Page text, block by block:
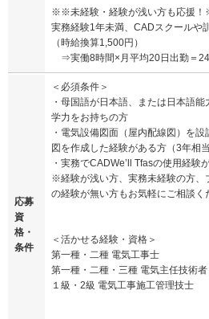
※※未経験・経験が浅い方も応援
実務経験1年未満、CADスクールや
（時給換算1,500円）
⇒実働8時間×月平均20日出勤＝
応募
資
格・
条件
＜必須条件＞
・母国語が日本語、または日本語
学力をお持ちの方
・電気設備図面（屋内配線図）を
図を作成した経験がある方（3年相当
・実務でCADWe’ll Tfasの使用経験
※経験が浅い方、実務未経験の方、
の経験が無い方もお気軽にご相談く
＜活かせる経験・資格＞
第一種・二種 電気工事士
第一種・二種・三種 電気主任技術者
１級・2級 電気工事施工管理技士